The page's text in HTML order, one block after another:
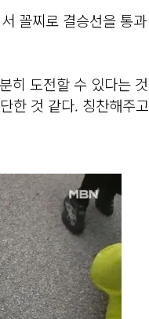
꼴찌로 결승선을 통과
히 도전할 수 있다는 것
한 것 같다. 칭찬해주고